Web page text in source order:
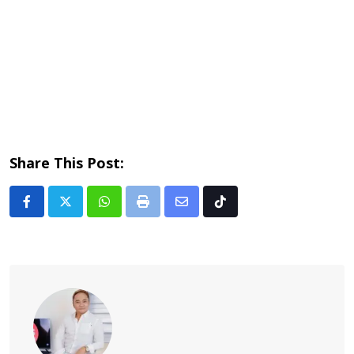
Share This Post:
Whatsapp
Print
Share Tiktok